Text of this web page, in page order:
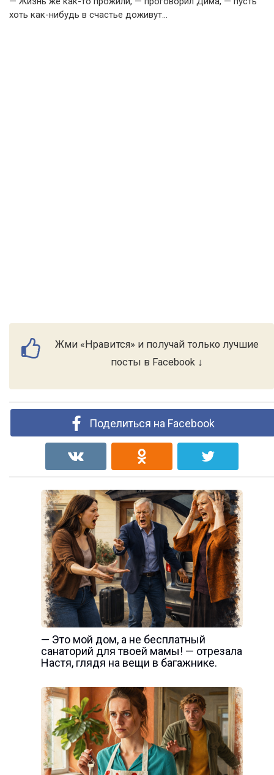
хоть как-нибудь в счастье доживут…
Жми «Нравится» и получай только лучшие
посты в Facebook ↓
Поделиться на Facebook
— Это мой дом, а не бесплатный
санаторий для твоей мамы! — отрезала
Настя, глядя на вещи в багажнике.